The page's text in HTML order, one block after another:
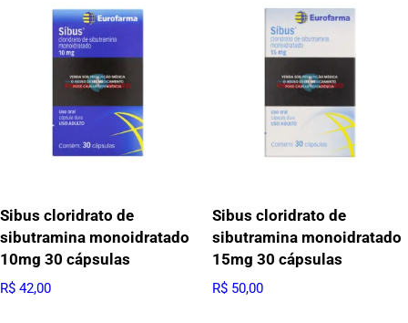
Sibus cloridrato de
sibutramina monoidratado
10mg 30 cápsulas
R$ 42,00
Sibus cloridrato de
sibutramina monoidratado
15mg 30 cápsulas
R$50,00